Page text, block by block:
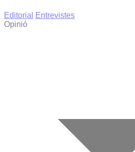
Editorial
Entrevistes
Opinió